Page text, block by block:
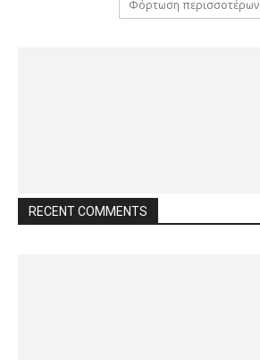
Φόρτωση περισσοτέρων
RECENT COMMENTS